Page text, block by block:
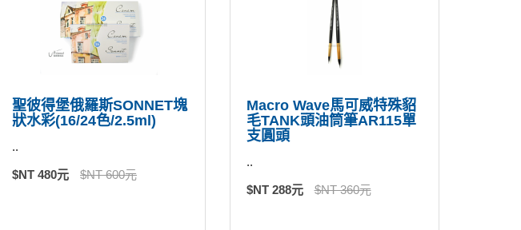
聖彼得堡俄羅斯SONNET塊
狀水彩(16/24色/2.5ml)
..
$NT 480元 $NT 600元
Macro Wave馬可威特殊貂
毛TANK頭油筒筆AR115單
支圓頭
..
$NT 288元 $NT 360元